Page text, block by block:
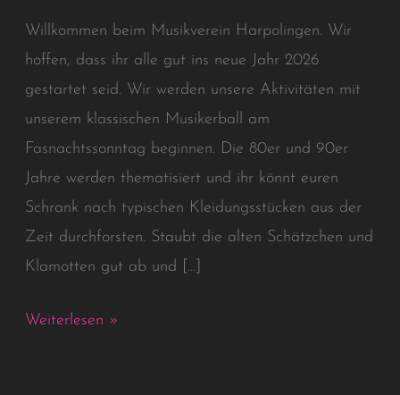
Willkommen beim Musikverein Harpolingen. Wir
hoffen, dass ihr alle gut ins neue Jahr 2026
gestartet seid. Wir werden unsere Aktivitäten mit
unserem klassischen Musikerball am
Fasnachtssonntag beginnen. Die 80er und 90er
Jahre werden thematisiert und ihr könnt euren
Schrank nach typischen Kleidungsstücken aus der
Zeit durchforsten. Staubt die alten Schätzchen und
Klamotten gut ab und […]
Fasnachtssonntag
2026
Weiterlesen »